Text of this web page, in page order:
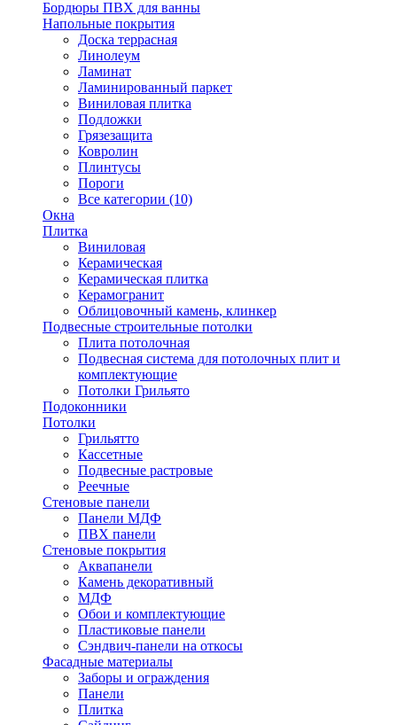
Бордюры ПВХ для ванны
Напольные покрытия
Доска террасная
Линолеум
Ламинат
Ламинированный паркет
Виниловая плитка
Подложки
Грязезащита
Ковролин
Плинтусы
Пороги
Все категории (10)
Окна
Плитка
Виниловая
Керамическая
Керамическая плитка
Керамогранит
Облицовочный камень, клинкер
Подвесные строительные потолки
Плита потолочная
Подвесная система для потолочных плит и
комплектующие
Потолки Грильято
Подоконники
Потолки
Грильятто
Кассетные
Подвесные растровые
Реечные
Стеновые панели
Панели МДФ
ПВХ панели
Стеновые покрытия
Аквапанели
Камень декоративный
МДФ
Обои и комплектующие
Пластиковые панели
Сэндвич-панели на откосы
Фасадные материалы
Заборы и ограждения
Панели
Плитка